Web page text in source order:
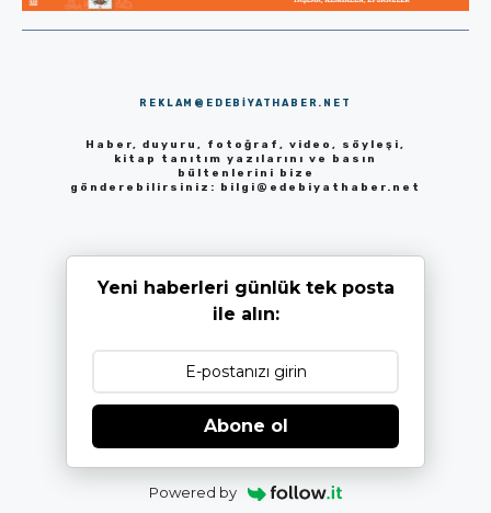
REKLAM@EDEBIYATHABER.NET
Haber, duyuru, fotoğraf, video, söyleşi,
kitap tanıtım yazılarını ve basın
bültenlerini bize
gönderebilirsiniz:
bilgi@edebiyathaber.net
Yeni haberleri günlük tek posta
ile alın:
Abone ol
Powered by